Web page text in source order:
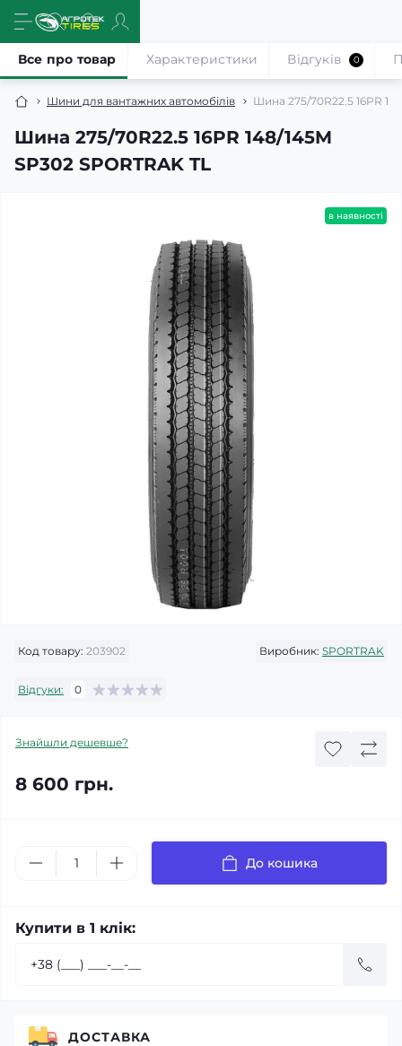
Шини для вантажних автомобілів Шина 275/70R22.5 16PR
Шина 275/70R22.5 16PR 148/145M
SP302 SPORTRAK TL
Все про товар Характеристики Відгуків 0
в наявності
Код товару: 203902 Виробник: SPORTRAK
Відгуки: 0
Знайшли дешевше?
8 600 грн.
До кошика
Купити в 1 клік:
ДОСТАВКА